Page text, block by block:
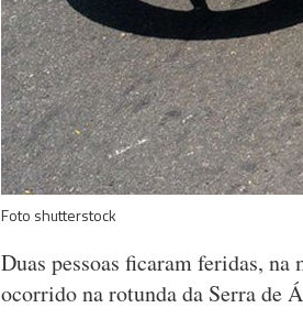
Foto shutterstock
Duas pessoas ficaram feridas, na
ocorrido na rotunda da Serra de